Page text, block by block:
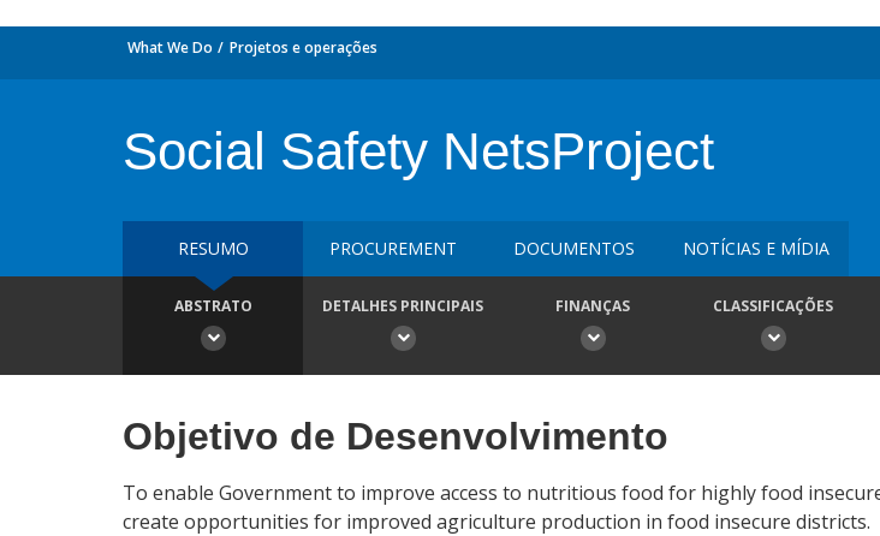
What We Do Projetos e operações
Social Safety NetsProject
RESUMO PROCUREMENT DOCUMENTOS NOTÍCIAS E MÍDIA
ABSTRATO DETALHES PRINCIPAIS FINANÇAS CLASSIFICAÇÕES
Objetivo de Desenvolvimento
To enable Government to improve access to nutritious food for highly food
create opportunities for improved agriculture production in food insecure districts.